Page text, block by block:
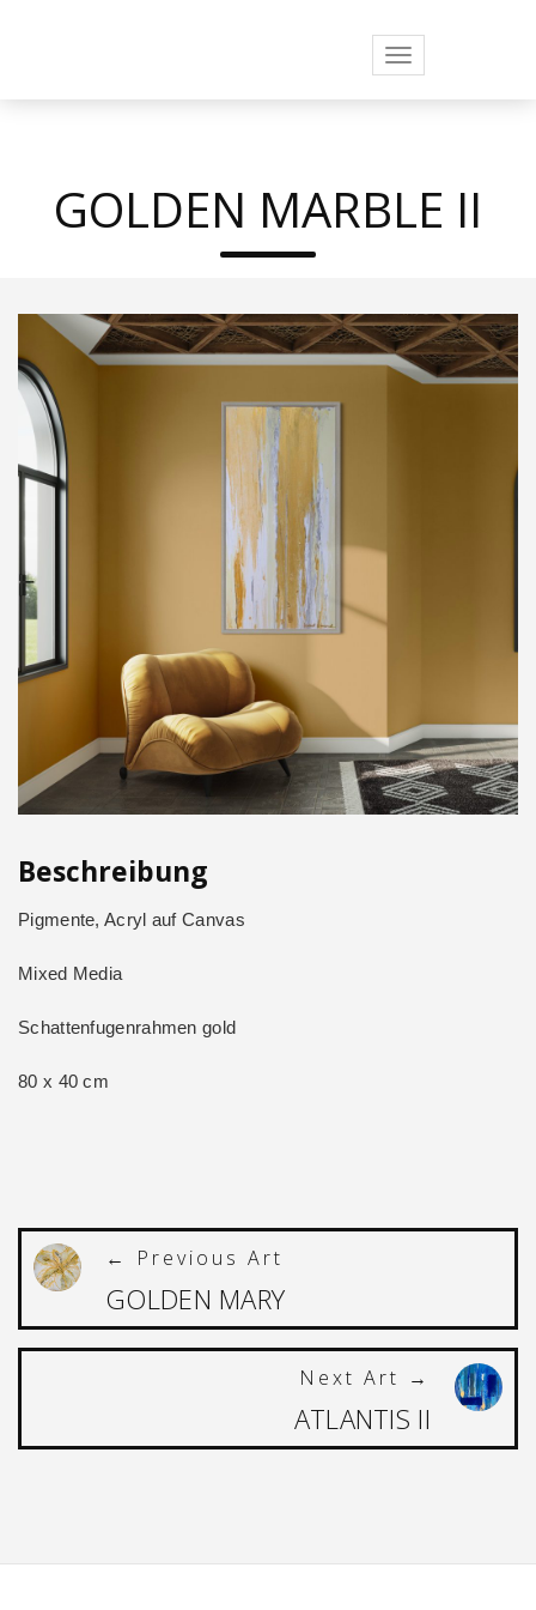
Toggle
GOLDEN MARBLE II
Beschreibung
Pigmente, Acryl auf Canvas
Mixed Media
Schattenfugenrahmen gold
80 x 40 cm
← Previous Art
GOLDEN MARY
Next Art →
ATLANTIS II